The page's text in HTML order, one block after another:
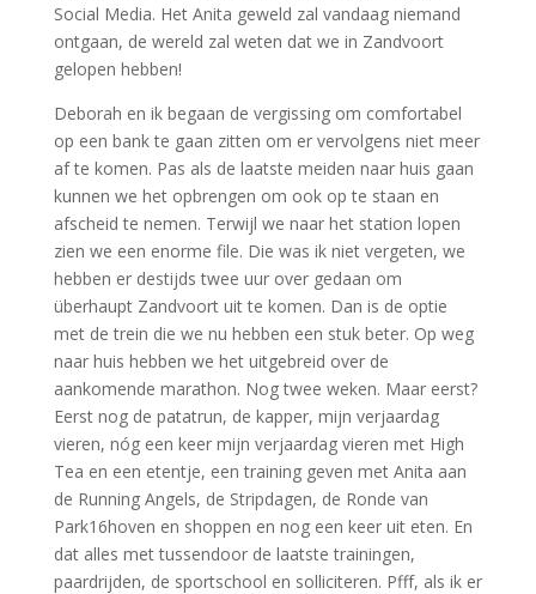
Social Media. Het Anita geweld zal vandaag niemand
ontgaan, de wereld zal weten dat we in Zandvoort
gelopen hebben!
Deborah en ik begaan de vergissing om comfortabel
op een bank te gaan zitten om er vervolgens niet meer
af te komen. Pas als de laatste meiden naar huis gaan
kunnen we het opbrengen om ook op te staan en
afscheid te nemen. Terwijl we naar het station lopen
zien we een enorme file. Die was ik niet vergeten, we
hebben er destijds twee uur over gedaan om
überhaupt Zandvoort uit te komen. Dan is de optie
met de trein die we nu hebben een stuk beter. Op weg
naar huis hebben we het uitgebreid over de
aankomende marathon. Nog twee weken. Maar eerst?
Eerst nog de patatrun, de kapper, mijn verjaardag
vieren, nóg een keer mijn verjaardag vieren met High
Tea en een etentje, een training geven met Anita aan
de Running Angels, de Stripdagen, de Ronde van
Park16hoven en shoppen en nog een keer uit eten. En
dat alles met tussendoor de laatste trainingen,
paardrijden, de sportschool en solliciteren. Pfff, als ik er